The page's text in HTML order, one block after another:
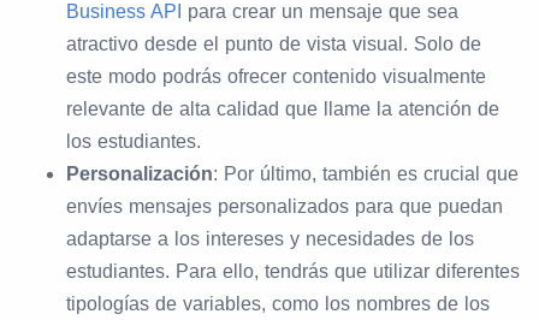
Business API
para crear un mensaje que sea
atractivo desde el punto de vista visual. Solo de
este modo podrás ofrecer contenido visualmente
relevante de alta calidad que llame la atención de
los estudiantes.
Personalización: Por último, también es crucial que
envíes mensajes personalizados para que puedan
adaptarse a los intereses y necesidades de los
estudiantes. Para ello, tendrás que utilizar diferentes
tipologías de variables, como los nombres de los